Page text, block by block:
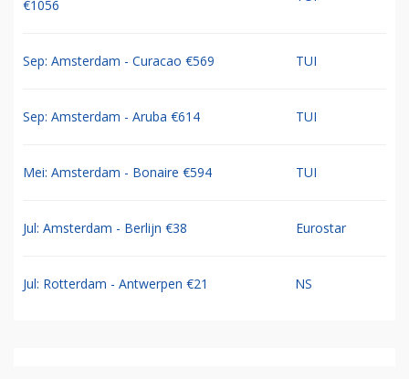
€1056
Sep: Amsterdam - Curacao €569 TUI
Sep: Amsterdam - Aruba €614 TUI
Mei: Amsterdam - Bonaire €594 TUI
Jul: Amsterdam - Berlijn €38 Eurostar
Jul: Rotterdam - Antwerpen €21 NS